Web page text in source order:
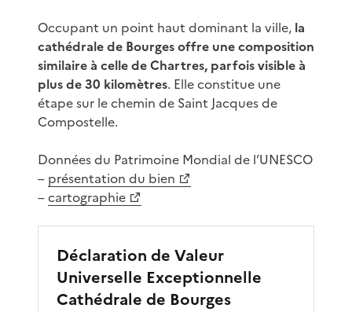
Occupant un point haut dominant la ville, la
cathédrale de Bourges offre une composition
similaire à celle de Chartres, parfois visible à
plus de 30 kilomètres. Elle constitue une
étape sur le chemin de Saint Jacques de
Compostelle.
Données du Patrimoine Mondial de l’UNESCO
– présentation du bien
–cartographie
Déclaration de Valeur
Universelle Exceptionnelle
Cathédrale de Bourges